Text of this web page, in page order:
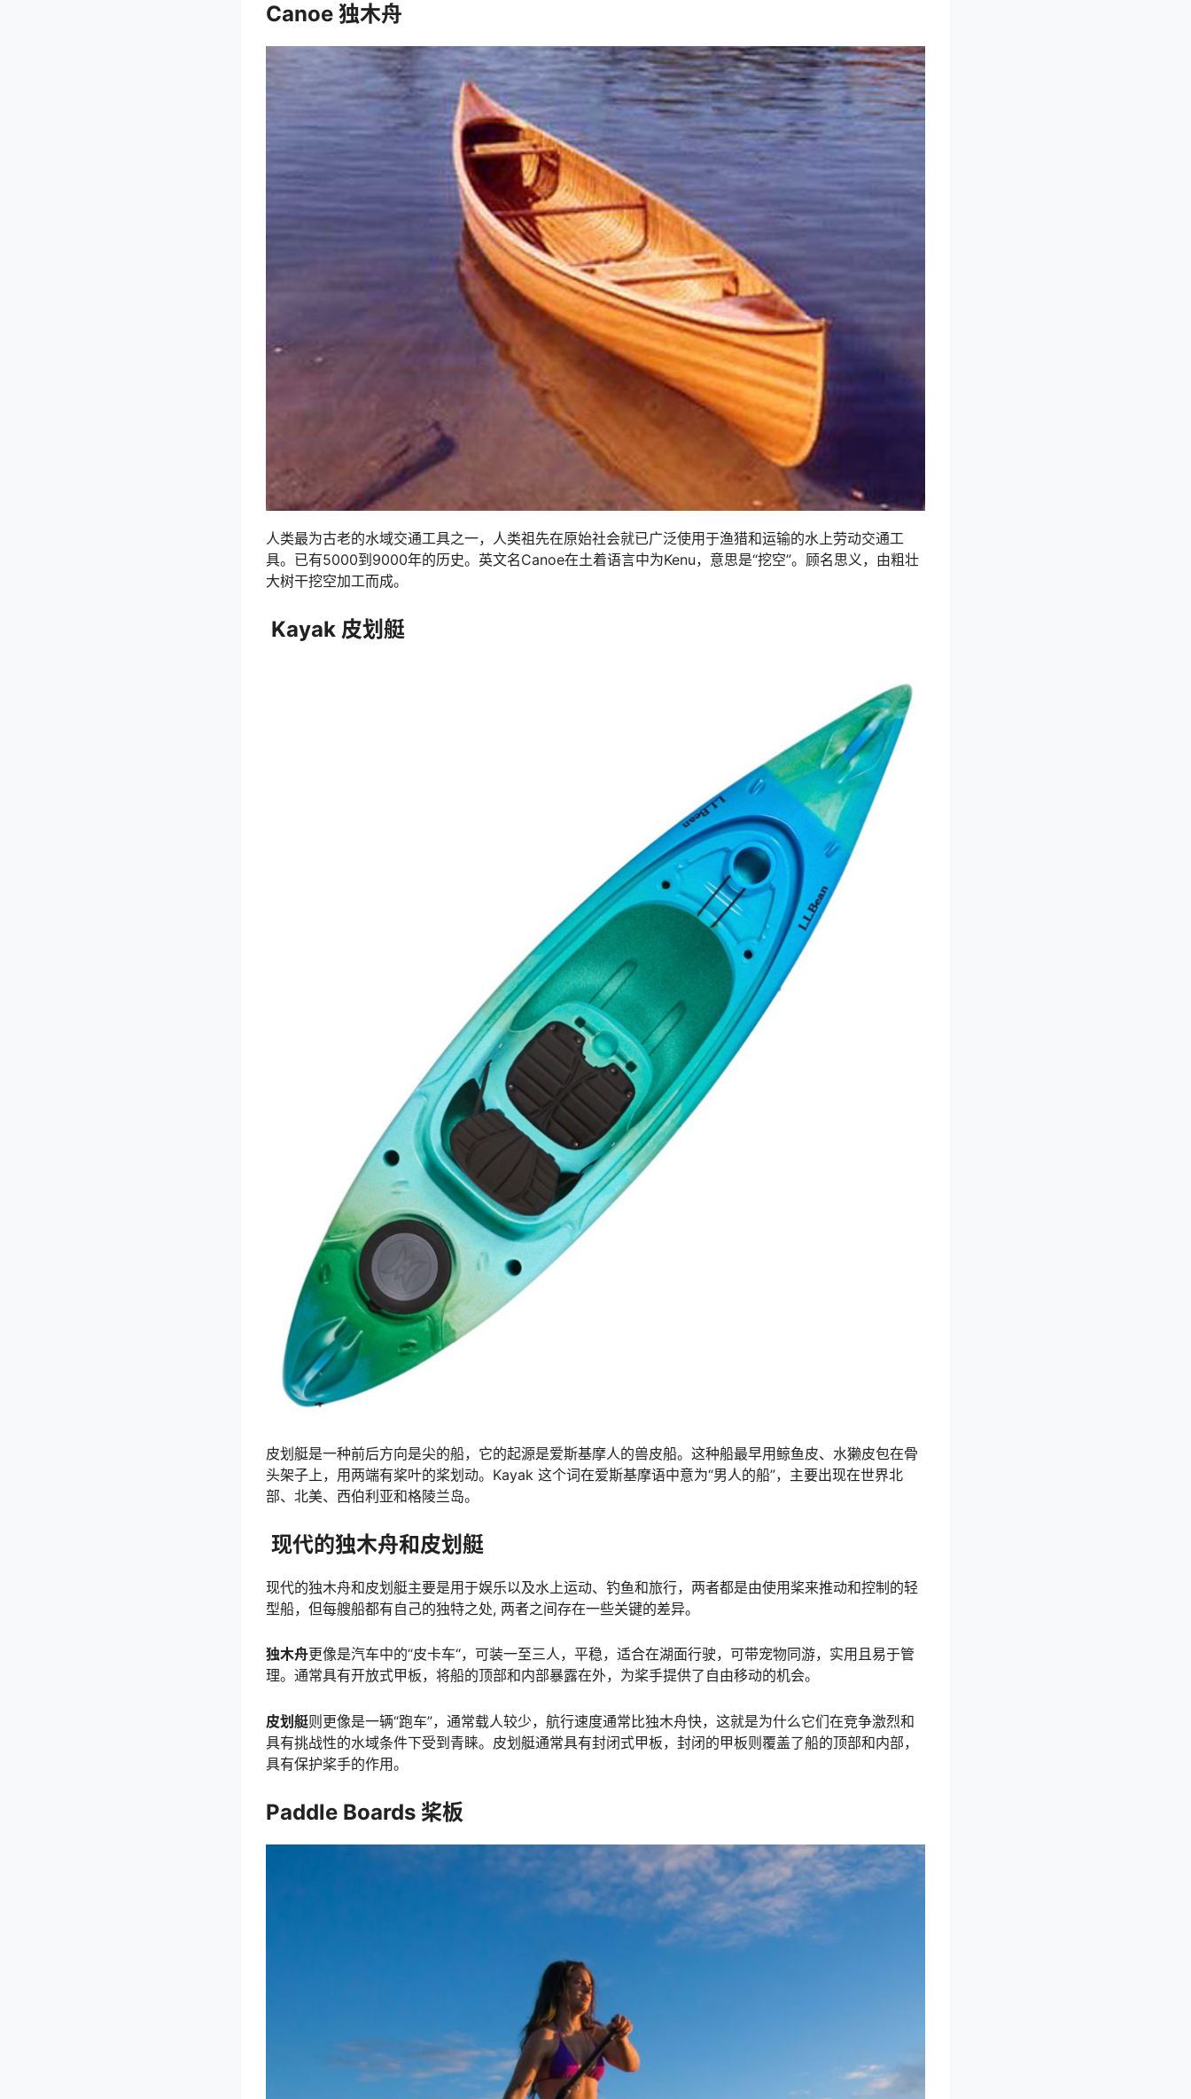
Canoe 独木舟
人类最为古老的水域交通工具之一，人类祖先在原始社会就已广泛使用于渔猎和运输的水上劳动交通工
具。已有5000到9000年的历史。英文名Canoe在土着语言中为Kenu，意思是“挖空”。顾名思义，由粗壮
大树干挖空加工而成。
Kayak 皮划艇
皮划艇是一种前后方向是尖的船，它的起源是爱斯基摩人的兽皮船。这种船最早用鲸鱼皮、水獭皮包在骨
头架子上，用两端有桨叶的桨划动。Kayak 这个词在爱斯基摩语中意为“男人的船”，主要出现在世界北
部、北美、西伯利亚和格陵兰岛。
现代的独木舟和皮划艇
现代的独木舟和皮划艇主要是用于娱乐以及水上运动、钓鱼和旅行，两者都是由使用桨来推动和控制的轻
型船，但每艘船都有自己的独特之处, 两者之间存在一些关键的差异。
独木舟更像是汽车中的“皮卡车“，可装一至三人，平稳，适合在湖面行驶，可带宠物同游，实用且易于管
理。通常具有开放式甲板，将船的顶部和内部暴露在外，为桨手提供了自由移动的机会。
皮划艇则更像是一辆“跑车”，通常载人较少，航行速度通常比独木舟快，这就是为什么它们在竞争激烈和
具有挑战性的水域条件下受到青睐。皮划艇通常具有封闭式甲板，封闭的甲板则覆盖了船的顶部和内部，
具有保护桨手的作用。
Paddle Boards 桨板